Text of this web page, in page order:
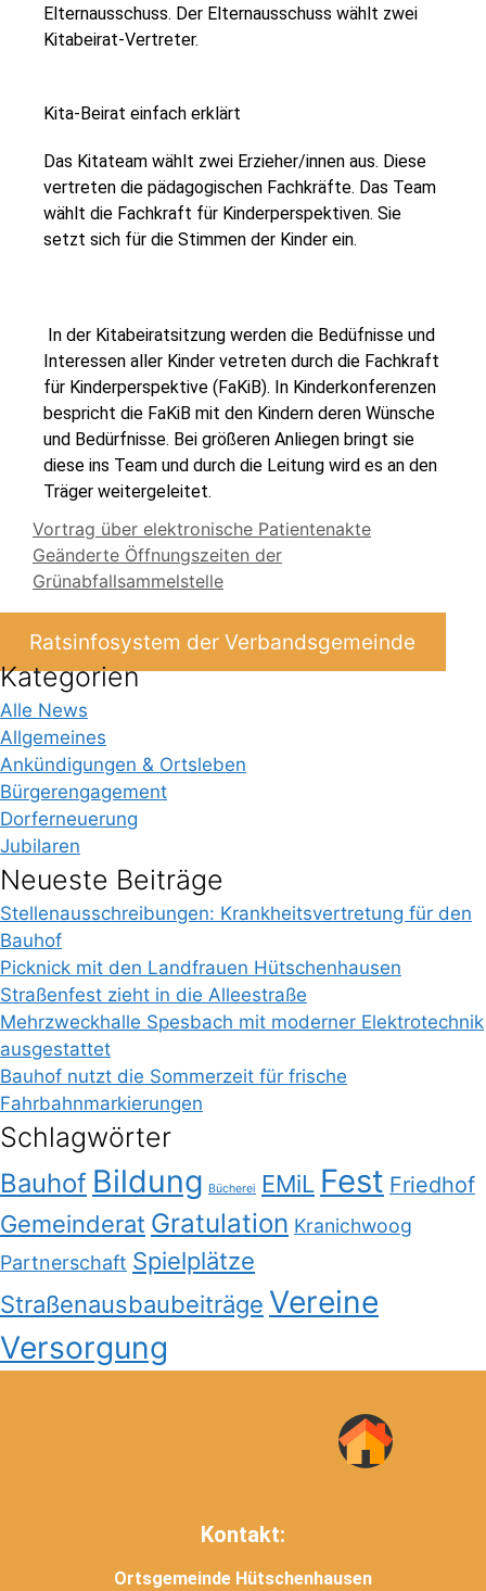
Elternausschuss. Der Elternausschuss wählt zwei
Kitabeirat-Vertreter.
Kita-Beirat einfach erklärt
Das Kitateam wählt zwei Erzieher/innen aus. Diese
vertreten die pädagogischen Fachkräfte. Das Team
wählt die Fachkraft für Kinderperspektiven. Sie
setzt sich für die Stimmen der Kinder ein.
In der Kitabeiratsitzung werden die Bedüfnisse und
Interessen aller Kinder vetreten durch die Fachkraft
für Kinderperspektive (FaKiB). In Kinderkonferenzen
bespricht die FaKiB mit den Kindern deren Wünsche
und Bedürfnisse. Bei größeren Anliegen bringt sie
diese ins Team und durch die Leitung wird es an den
Träger weitergeleitet.
Vortrag über elektronische Patientenakte
Geänderte Öffnungszeiten der
Grünabfallsammelstelle
Ratsinfosystem der Verbandsgemeinde
Kategorien
Alle News
Allgemeines
Ankündigungen & Ortsleben
Bürgerengagement
Dorferneuerung
Jubilaren
Neueste Beiträge
Stellenausschreibungen: Krankheitsvertretung für den
Bauhof
Picknick mit den Landfrauen Hütschenhausen
Straßenfest zieht in die Alleestraße
Mehrzweckhalle Spesbach mit moderner Elektrotechnik
ausgestattet
Bauhof nutzt die Sommerzeit für frische
Fahrbahnmarkierungen
Schlagwörter
Bauhof Bildung Bücherei EMiL Fest Friedhof
Gemeinderat Gratulation Kranichwoog
Partnerschaft Spielplätze
Straßenausbaubeiträge Vereine
Versorgung
Kontakt:
Ortsgemeinde Hütschenhausen